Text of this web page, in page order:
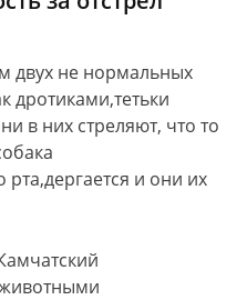
двух не нормальных
дротиками,тетьки
в них стреляют, что то
рта,дергается и они их